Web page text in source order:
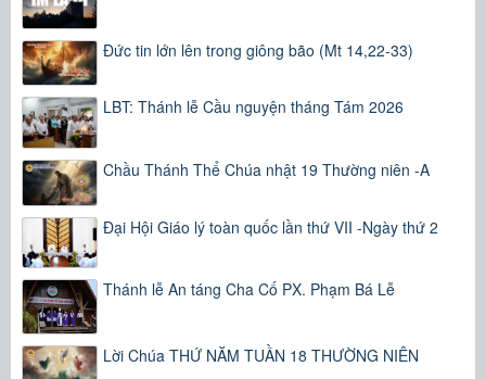
Đức tin lớn lên trong giông bão (Mt 14,22-33)
LBT: Thánh lễ Cầu nguyện tháng Tám 2026
Chầu Thánh Thể Chúa nhật 19 Thường niên -A
Đại Hội Giáo lý toàn quốc lần thứ VII -Ngày thứ 2
Thánh lễ An táng Cha Cố PX. Phạm Bá Lễ
Lời Chúa THỨ NĂM TUẦN 18 THƯỜNG NIÊN